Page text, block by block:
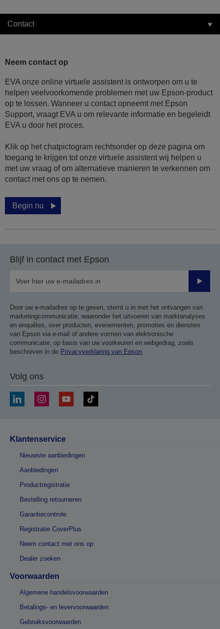
Contact
Neem contact op
EVA onze online virtuele assistent is ontworpen om u te
helpen veelvoorkomende problemen met uw Epson-product
op te lossen. Wanneer u contact opneemt met Epson
Support, vraagt EVA u om relevante informatie en begeleidt
EVA u door het proces.
Klik op het chatpictogram rechtsonder op deze pagina om
toegang te krijgen tot onze virtuele assistent wij helpen u
met uw vraag of om alternatieve manieren te verkennen om
contact met ons op te nemen.
Begin nu
Blijf in contact met Epson
Door uw e-mailadres op te geven, stemt u in met het ontvangen van
marketingcommunicatie, waaronder het uitvoeren van marktanalyses
en enquêtes, over producten, evenementen, promoties en diensten
van Epson via e-mail of andere vormen van elektronische
communicatie, op basis van uw voorkeuren en webgedrag, zoals
beschreven in de Privacyverklaring van Epson.
Volg ons
Klantenservice
Nieuwste aanbiedingen
Aanbiedingen
Productregistratie
Bestelling retourneren
Garantiecontrole
Registratie CoverPlus
Neem contact met ons op
Dealer zoeken
Voorwaarden
Algemene handelsvoorwaarden
Betalings- en levervoorwaarden
Gebruiksvoorwaarden